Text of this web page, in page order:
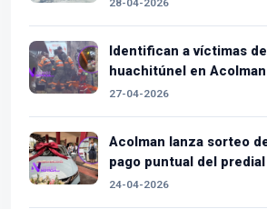
Identifican a víctimas
huachitúnel en Acolman
27-04-2026
Acolman lanza sorteo
pago puntual del predial
24-04-2026